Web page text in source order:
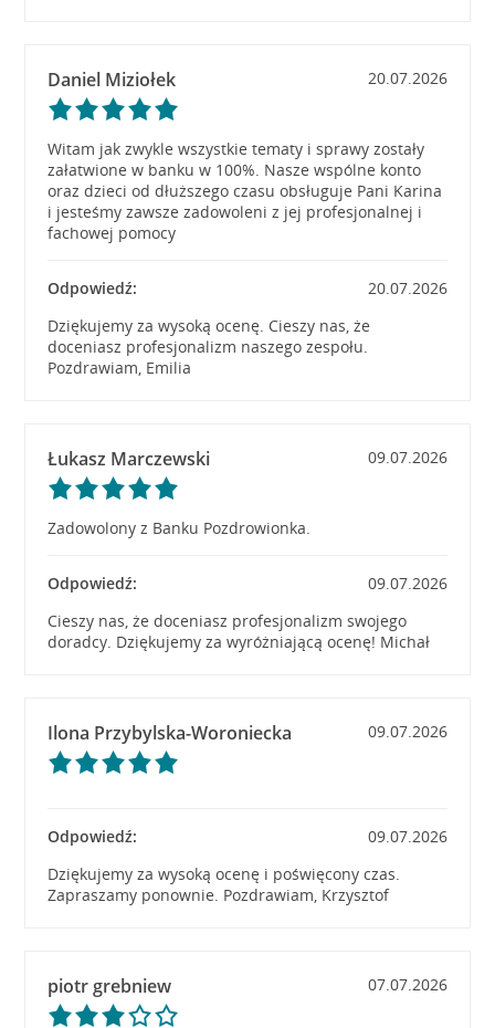
Daniel Miziołek 20.07.2026
Witam jak zwykle wszystkie tematy i sprawy zostały
załatwione w banku w 100%. Nasze wspólne konto
oraz dzieci od dłuższego czasu obsługuje Pani Karina
i jesteśmy zawsze zadowoleni z jej profesjonalnej i
fachowej pomocy
Odpowiedź:
20.07.2026
Dziękujemy za wysoką ocenę. Cieszy nas, że
doceniasz profesjonalizm naszego zespołu.
Pozdrawiam, Emilia
Łukasz Marczewski 09.07.2026
Zadowolony z Banku Pozdrowionka.
Odpowiedź:
09.07.2026
Cieszy nas, że doceniasz profesjonalizm swojego
doradcy. Dziękujemy za wyróżniającą ocenę! Michał
Ilona Przybylska-Woroniecka 09.07.2026
Odpowiedź:
09.07.2026
Dziękujemy za wysoką ocenę i poświęcony czas.
Zapraszamy ponownie. Pozdrawiam, Krzysztof
piotr grebniew 07.07.2026